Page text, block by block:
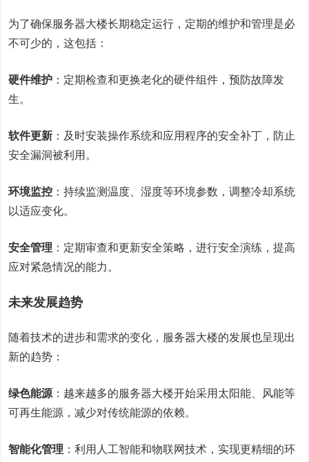
为了确保服务器大楼长期稳定运行，定期的维护和管理是必
不可少的，这包括：
硬件维护 ：定期检查和更换老化的硬件组件，预防故障发
生。
软件更新 ：及时安装操作系统和应用程序的安全补丁，防止
安全漏洞被利用。
环境监控 ：持续监测温度、湿度等环境参数，调整冷却系统
以适应变化。
安全管理 ：定期审查和更新安全策略，进行安全演练，提高
应对紧急情况的能力。
未来发展趋势
随着技术的进步和需求的变化，服务器大楼的发展也呈现出
新的趋势：
绿色能源 ：越来越多的服务器大楼开始采用太阳能、风能等
可再生能源，减少对传统能源的依赖。
智能化管理 ：利用人工智能和物联网技术，实现更精细的环